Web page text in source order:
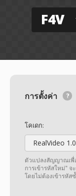
F4V
การตั้งค่า
โคเดก:
RealVideo 1.0
ตัวแปลงสัญญาณเพื่
การเข้ารหัสใหม่"
โดยไม่ต้องเข้ารหัส